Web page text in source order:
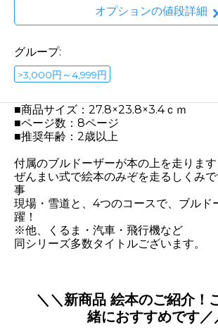
オプションの値段詳細
グループ:
>3,000円～4,999円
■商品サイズ：27.8×23.8×3.4ｃｍ
■ページ数：8ページ
■推奨年齢：2歳以上
付属のブルドーザーが本の上を走ります
ぜんまい式で絵本のみぞを走るしくみ
事
現場・雪道と、4つのコースで、ブルド
躍！
※他、くるま・汽車・飛行機など
同シリーズ多数タイトルございます。
＼＼新商品 絵本のご紹介！
緒におすすめです／